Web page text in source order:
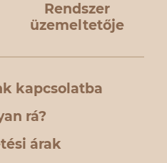
Rendszer
üzemeltetője
kapcsolatba
rá?
árak